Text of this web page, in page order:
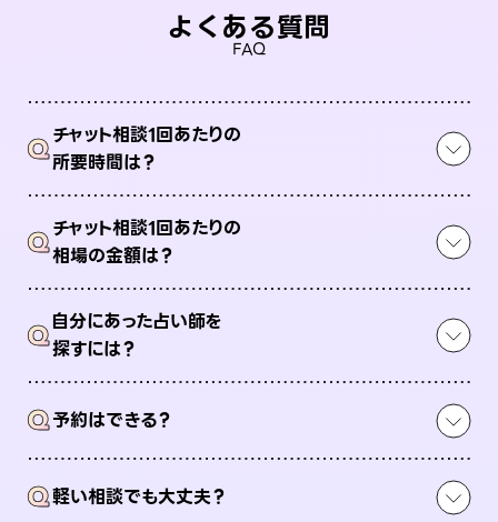
よくある質問
FAQ
Qチャット相談1回あたりの
所要時間は？
Qチャット相談1回あたりの
相場の金額は？
Q自分にあった占い師を
探すには？
Q予約はできる？
Q軽い相談でも大丈夫？